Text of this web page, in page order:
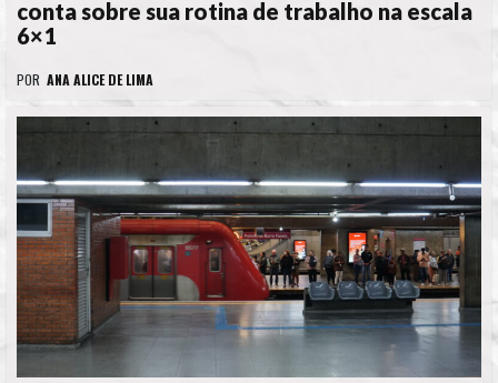
conta sobre sua rotina de trabalho na escala
6×1
POR ANA ALICE DE LIMA